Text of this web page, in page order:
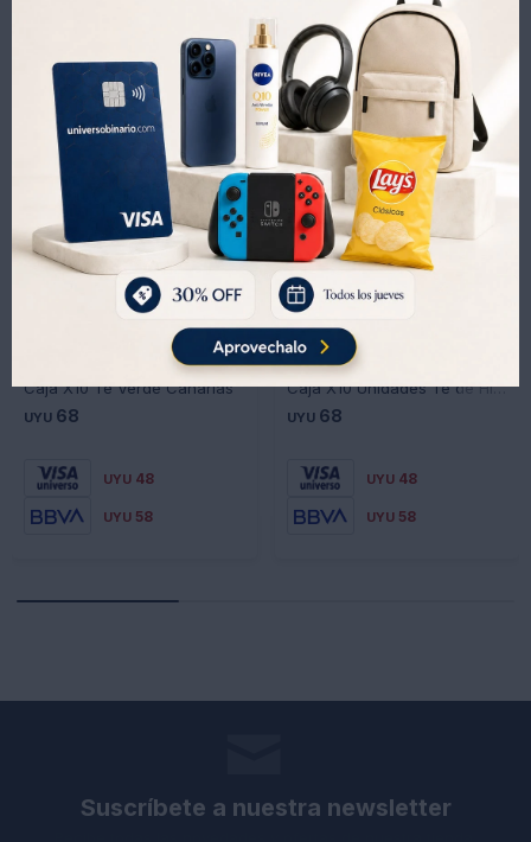
Propiedades
Al Té Negro se Le Reconocen Propiedades Tales Como:
Antioxidante, Astringente, Diurético, Estimulante y por Todo
Profundamente Reconfortante.
Productos que te pueden interesar
Caja X10 Té Verde Canarias
UYU 68
UYU 48
UYU 58
Caja X10 Unidades Té de Hierbas Digestiva Canaria 10GR
UYU 68
UYU 48
UYU 58
Suscríbete a nuestra newsletter